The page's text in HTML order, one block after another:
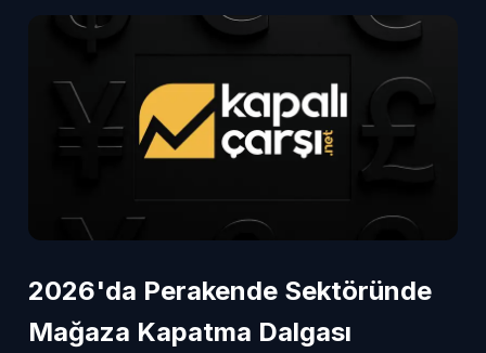
2026'da Perakende Sektöründe
Mağaza Kapatma Dalgası